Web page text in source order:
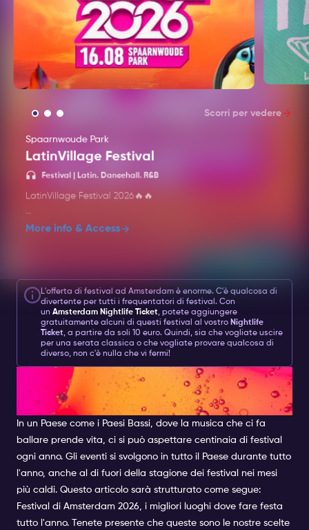
Spaarnwoude Park
LatinVillage Festival
Festival | Latin. Dancehall. R&B
LatinVillage Festival 2026🔥🔥
LatinVillage Festival 2026 is set to return on
Attendees can look forward to performances
across multiple stages, featuring genres like
reggaeton, salsa, bachata, dancehall, and Latin
house.
Beyond the music, LatinVillage offers dance
workshops, cultural showcases, and a variety of
food and drink options, creating an immersive
of Latin communities. The festival is open to
individuals aged 18+.
Music: Latin , Bachata . Reggaeton
Line-up: Benny Rodrigues . Broederliefde . June
More info & Access
Scorri per vedere
L'offerta di festival ad Amsterdam è enorme. C'è qualcosa di
divertente per tutti i frequentatori di festival. Con
un Amsterdam Nightlife Ticket, potete aggiungere
gratuitamente alcuni di questi festival al vostro Nightlife
Ticket, a partire da soli 10 euro. Quindi, sia che vogliate uscire
per una serata classica o che vogliate provare qualcosa di
diverso, non c'è nulla che vi fermi!
FESTIVAL AD AMSTERDAM:
COSA FARE NEL 2026
In un Paese come i Paesi Bassi, dove la musica che ci fa
ballare prende vita, ci si può aspettare centinaia di festival
ogni anno. Gli eventi si svolgono in tutto il Paese durante tutto
l'anno, anche al di fuori della stagione dei festival nei mesi
più caldi. Questo articolo sarà strutturato come segue:
Festival di Amsterdam 2026, i migliori luoghi dove fare festa
tutto l'anno. Tenete presente che queste sono le nostre scelte